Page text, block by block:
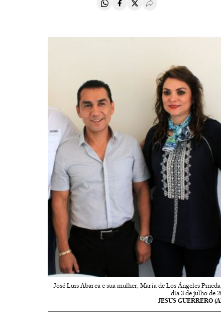
Compartir en Whatsapp
Compartir en Facebook
Compartir en Twitter
Desplegar Redes
José Luis Abarca e sua mulher, María de Los Ángeles
dia 3 de julho de
JESUS GUERRERO